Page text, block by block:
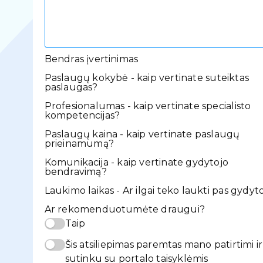
Bendras įvertinimas
Paslaugų kokybė - kaip vertinate suteiktas
paslaugas?
Profesionalumas - kaip vertinate specialisto
kompetencijas?
Paslaugų kaina - kaip vertinate paslaugų
prieinamumą?
Komunikacija - kaip vertinate gydytojo
bendravimą?
Laukimo laikas - Ar ilgai teko laukti pas
Ar rekomenduotumėte draugui?
Taip
Šis atsiliepimas paremtas mano patirtimi ir
sutinku su portalo taisyklėmis